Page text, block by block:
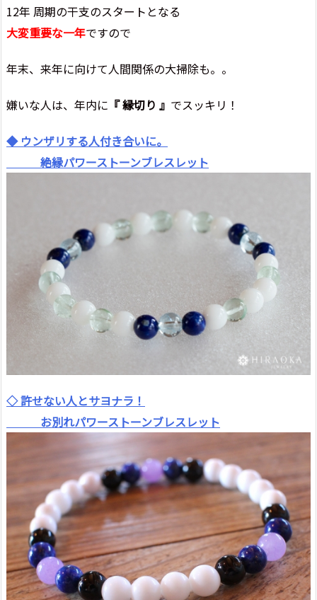
12年 周期の干支のスタートとなる
大変重要な一年ですので
年末、来年に向けて人間関係の大掃除も。。
嫌いな人は、年内に 『 縁切り 』 でスッキリ！
◆ ウンザリする人付き合いに。
絶縁パワーストーンブレスレット
◇ 許せない人とサヨナラ！
お別れパワーストーンブレスレット